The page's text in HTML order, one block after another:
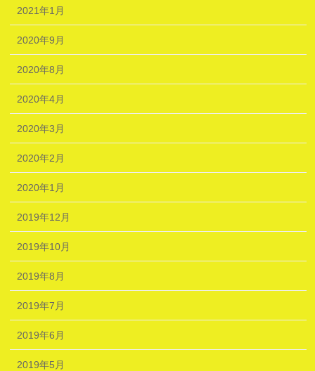
2021年1月
2020年9月
2020年8月
2020年4月
2020年3月
2020年2月
2020年1月
2019年12月
2019年10月
2019年8月
2019年7月
2019年6月
2019年5月